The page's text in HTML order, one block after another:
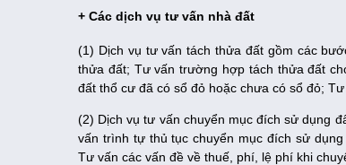
+ Các dịch vụ tư vấn nhà đất
(1) Dịch vụ tư vấn tách thửa đất gồm các
thửa đất; Tư vấn trường hợp tách thửa đất
đất thổ cư đã có sổ đỏ hoặc chưa có sổ đỏ;
(2) Dịch vụ tư vấn chuyển mục đích sử dụng
vấn trình tự thủ tục chuyển mục đích sử
Tư vấn các vấn đề về thuế, phí, lệ phí khi